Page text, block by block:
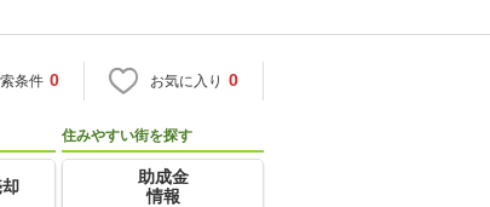
条件 0 お気に入り 0
住みやすい街を探す
助成金
情報